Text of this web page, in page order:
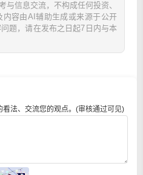
与信息交流，不构成任何投资、
容由AI辅助生成或来源于公开
题，请在发布之日起7日内与本
法、交流您的观点。(审核通过可见)